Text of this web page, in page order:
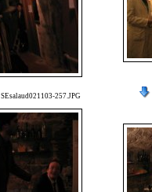
SEsalaud021103-257.JPG